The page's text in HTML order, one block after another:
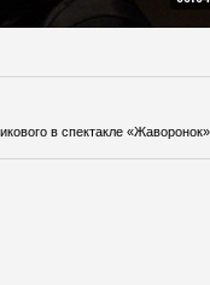
в спектакле